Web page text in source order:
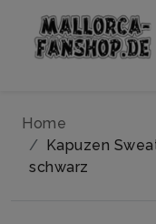
Home
Kapuzen
schwarz